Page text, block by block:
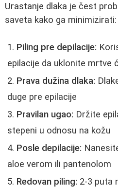
Urastanje dlaka je čest
saveta kako ga minimizirati:
Piling pre depilacije:
epilacije da uklonite mrtve
Prava dužina dlaka:
duge pre epilacije
Pravilan ugao: Držite
stepeni u odnosu na kožu
Posle depilacije:
aloe verom ili pantenolom
Redovan piling: 2-3 puta